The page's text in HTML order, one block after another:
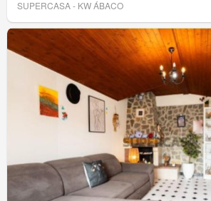
SUPERCASA - KW ÁBACO